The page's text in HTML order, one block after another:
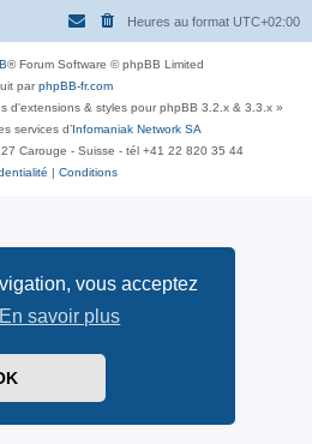
vous acceptez
En savoir plus
Heures au format UTC+02:00
® Forum Software © phpBB Limited
parphpBB-fr.com
d'extensions & styles pour phpBB 3.2.x & 3.3.x »
services d’ Infomaniak Network SA
Carouge - Suisse - tél +41 22 820 35 44
Conditions